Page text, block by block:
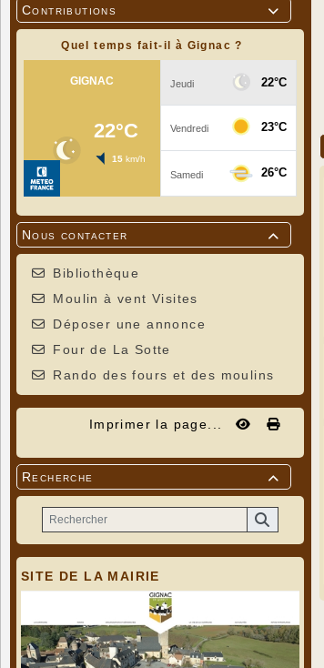

Contributions
Quel temps fait-il à Gignac ?

Nous contacter
Bibliothèque
Moulin à vent Visites
Déposer une annonce
Four de La Sotte
Rando des fours et des moulins
Imprimer la page...

Recherche
SITE DE LA MAIRIE